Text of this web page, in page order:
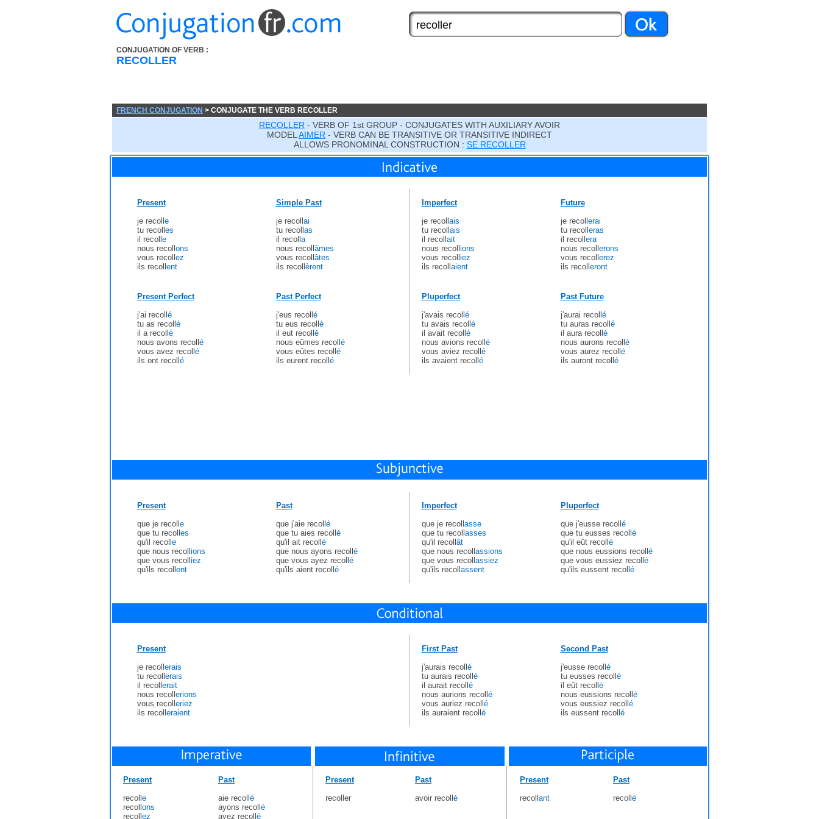
CONJUGATION OF VERB :
RECOLLER
FRENCH CONJUGATION > CONJUGATE THE VERB RECOLLER
RECOLLER - VERB OF 1st GROUP - CONJUGATES WITH AUXILIARY AVOIR
MODEL AIMER - VERB CAN BE TRANSITIVE OR TRANSITIVE INDIRECT
ALLOWS PRONOMINAL CONSTRUCTION : SE RECOLLER
Present
je recoll e
tu recoll es
il recoll e
nous recoll ons
vous recoll ez
ils recoll ent
Simple Past
je recoll ai
tu recoll as
il recoll a
nous recoll âmes
vous recoll âtes
ils recoll èrent
Present Perfect
j'ai recoll é
tu as recoll é
il a recoll é
nous avons recoll é
vous avez recoll é
ils ont recoll é
Past Perfect
j'eus recoll é
tu eus recoll é
il eut recoll é
nous eûmes recoll é
vous eûtes recoll é
ils eurent recoll é
Imperfect
je recoll ais
tu recoll ais
il recoll ait
nous recoll ions
vous recoll iez
ils recoll aient
Future
je recoll erai
tu recoll eras
il recoll era
nous recoll erons
vous recoll erez
ils recoll eront
Pluperfect
j'avais recoll é
tu avais recoll é
il avait recoll é
nous avions recoll é
vous aviez recoll é
ils avaient recoll é
Past Future
j'aurai recoll é
tu auras recoll é
il aura recoll é
nous aurons recoll é
vous aurez recoll é
ils auront recoll é
Present
que je recoll e
que tu recoll es
qu'il recoll e
que nous recoll ions
que vous recoll iez
qu'ils recoll ent
Past
que j'aie recoll é
que tu aies recoll é
qu'il ait recoll é
que nous ayons recoll é
que vous ayez recoll é
qu'ils aient recoll é
Imperfect
que je recoll asse
que tu recoll asses
qu'il recoll ât
que nous recoll assions
que vous recoll assiez
qu'ils recoll assent
Pluperfect
que j'eusse recoll é
que tu eusses recoll é
qu'il eût recoll é
que nous eussions recoll é
que vous eussiez recoll é
qu'ils eussent recoll é
Present
je recoll erais
tu recoll erais
il recoll erait
nous recoll erions
vous recoll eriez
ils recoll eraient
First Past
j'aurais recoll é
tu aurais recoll é
il aurait recoll é
nous aurions recoll é
vous auriez recoll é
ils auraient recoll é
Second Past
j'eusse recoll é
tu eusses recoll é
il eût recoll é
nous eussions recoll é
vous eussiez recoll é
ils eussent recoll é
Present
recoll e
recoll ons
recoll ez
Past
aie recoll é
ayons recoll é
ayez recoll é
Present
recoller
Past
avoir recoll é
Present
recoll ant
Past
recoll é